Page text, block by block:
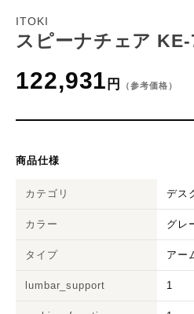
ITOKI
スピーナチェア
122,931 円 （参考価格）
商品仕様
カテゴリ デス
カラー グレ
タイプ アー
lumbar_support 1